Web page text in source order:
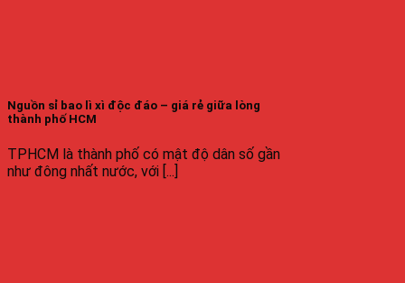
Nguồn sỉ bao lì xì độc đáo – giá rẻ giữa lòng
thành phố HCM
TPHCM là thành phố có mật độ dân số gần
như đông nhất nước, với [...]